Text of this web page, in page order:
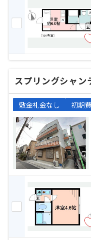
スプリングシャン
敷金礼金なし 初期